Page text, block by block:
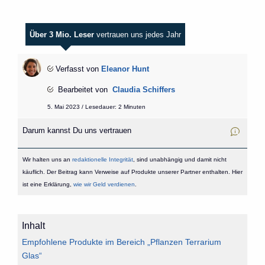
Über 3 Mio. Leser vertrauen uns jedes Jahr
Verfasst von Eleanor Hunt
Bearbeitet von Claudia Schiffers
5. Mai 2023 / Lesedauer: 2 Minuten
Darum kannst Du uns vertrauen
Wir halten uns an redaktionelle Integrität, sind unabhängig und damit nicht
käuflich. Der Beitrag kann Verweise auf Produkte unserer Partner enthalten. Hier
ist eine Erklärung, wie wir Geld verdienen
Inhalt
Empfohlene Produkte im Bereich „Pflanzen Terrarium
Glas“